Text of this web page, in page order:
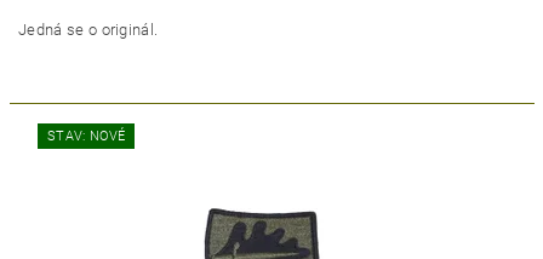
Jedná se o originál.
STAV: NOVÉ